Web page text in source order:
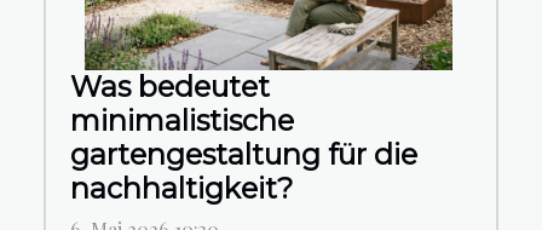
Was bedeutet
minimalistische
gartengestaltung für die
nachhaltigkeit?